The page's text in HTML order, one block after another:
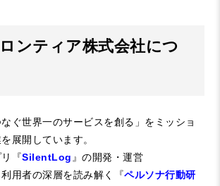
ンティア株式会社につ
なぐ世界一のサービスを創る」をミッショ
展開しています。
リ『SilentLog』の開発・運営
利用者の深層を読み解く『ペルソナ行動研